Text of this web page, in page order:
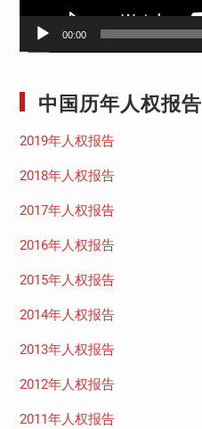
00:00
中国历年人权报告
2019年人权报告
2018年人权报告
2017年人权报告
2016年人权报告
2015年人权报告
2014年人权报告
2013年人权报告
2012年人权报告
2011年人权报告